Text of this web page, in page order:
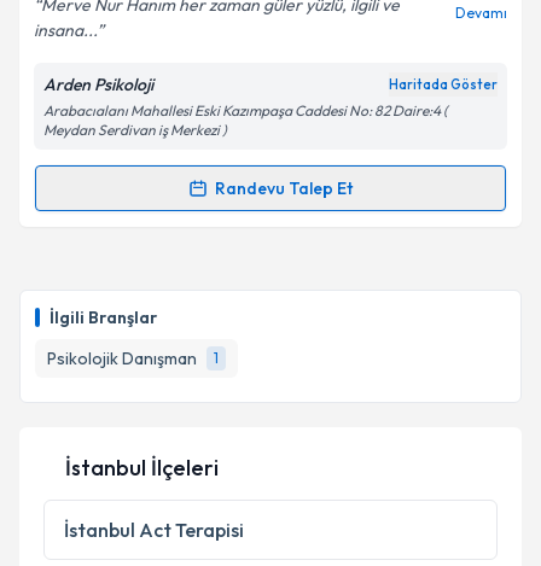
İlgili Branşlar
Psikolojik Danışman
1
Kişisel verilerimin işlenmesine ilişkin
Aydınlatma
Metni'ni okudum ve kişisel verilerimin belirtilen
kapsamda işlenmesini kabul ediyorum.
Takvim Talebini Gönder
Merve Nur Hanım her zaman güler yüzlü, ilgili ve
insana...
Devamı
Arden Psikoloji Haritada Göster
Arabacıalanı Mahallesi Eski Kazımpaşa Caddesi No: 82 Daire:4 (
Meydan Serdivan iş Merkezi )
Randevu Talep Et
Randevu Takvimi Talebi
randevu almanız için bir takvim hazırlandığında e-
posta ile bilgilendireceğiz.
E-posta Adresiniz
Kişisel verilerimin işlenmesine ilişkin
Metni'ni okudum ve kişisel verilerimin belirtilen
İstanbul İlçeleri
İstanbul Act Terapisi